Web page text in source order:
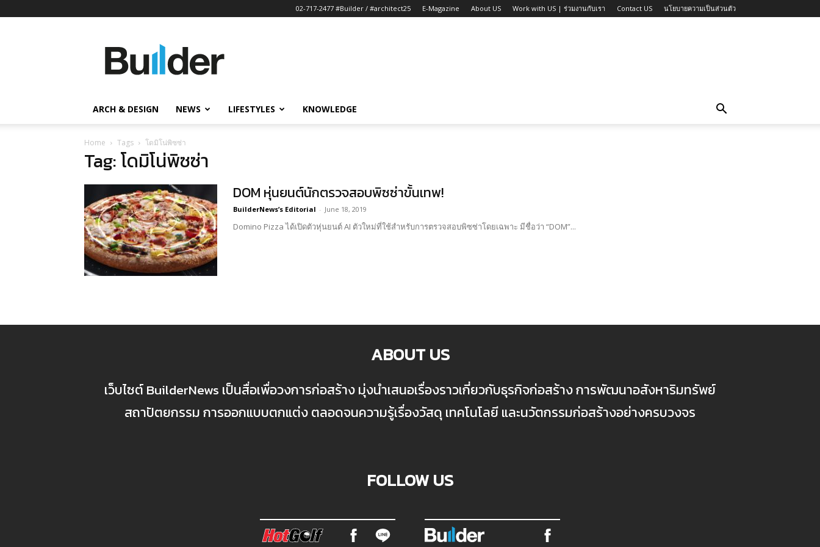
02-717-2477 #Builder / #architect25 E-Magazine About US Work with US | ร่วมงานกับเรา Contact US นโยบายความเป็นส่วนตัว
ข่าว
ก่อสร้าง
ARCH & DESIGN NEWS LIFESTYLES KNOWLEDGE
Home Tags โดมิโน่พิซซ่า
Tag: โดมิโน่พิซซ่า
DOM หุ่นยนต์นักตรวจสอบพิซซ่าขั้นเทพ!
BuilderNews’s Editorial - June 18, 2019
Domino Pizza ได้เปิดตัวหุ่นยนต์ AI ตัวใหม่ที่ใช้สำหรับการตรวจสอบพิซซ่าโดยเฉพาะ มีชื่อว่า “DOM”...
ABOUT US
เว็บไซต์ BuilderNews เป็นสื่อเพื่อวงการก่อสร้าง มุ่งนำเสนอเรื่องราวเกี่ยวกับธุรกิจก่อสร้าง การพัฒนาอสังหาริมทรัพย์
สถาปัตยกรรม การออกแบบตกแต่ง ตลอดจนความรู้เรื่องวัสดุ เทคโนโลยี และนวัตกรรมก่อสร้างอย่างครบวงจร
FOLLOW US